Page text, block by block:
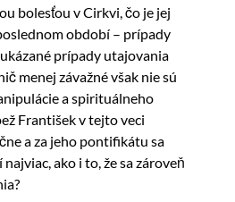
bolesťou v Cirkvi, čo je jej
období – prípady
prípady utajovania
menej závažné však nie sú
a spirituálneho
František v tejto veci
a za jeho pontifikátu sa
ako i to, že sa zároveň